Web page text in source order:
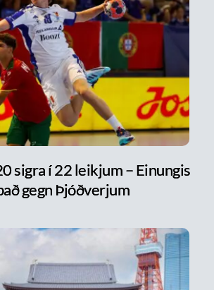
sigra í 22 leikjum – Einungis
gegn Þjóðverjum